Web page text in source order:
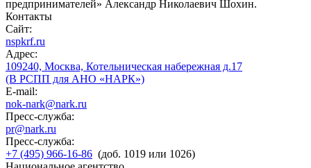
предпринимателей» Александр Николаевич Шохин.
Контакты
Сайт:
nspkrf.ru
Адрес:
109240, Москва, Котельническая набережная д.17
(В РСПП для АНО «НАРК»)
E-mail:
nok-nark@nark.ru
Пресс-служба:
pr@nark.ru
Пресс-служба:
+7 (495) 966-16-86 (доб. 1019 или 1026)